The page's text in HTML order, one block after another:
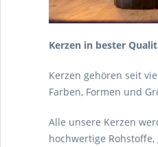
Kerzen in bester
Kerzen gehören seit
Farben, Formen und
Alle unsere Kerzen
hochwertige